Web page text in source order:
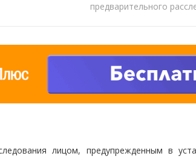
предварительного
лицом, предупрежденным в